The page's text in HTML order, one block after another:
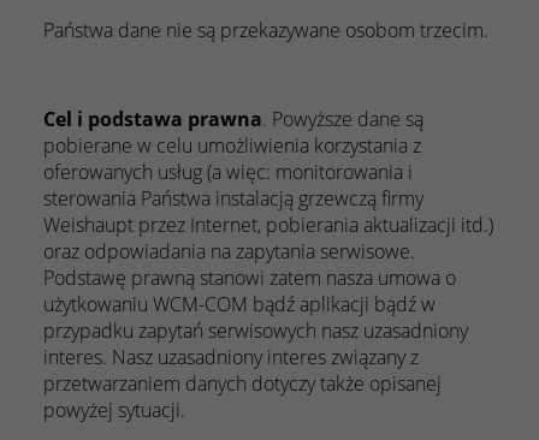
Państwa dane nie są przekazywane osobom trzecim.
Cel i podstawa prawna. Powyższe dane są
pobierane w celu umożliwienia korzystania z
oferowanych usług (a więc: monitorowania i
sterowania Państwa instalacją grzewczą firmy
Weishaupt przez Internet, pobierania aktualizacji itd.)
oraz odpowiadania na zapytania serwisowe.
Podstawę prawną stanowi zatem nasza umowa o
użytkowaniu WCM-COM bądź aplikacji bądź w
przypadku zapytań serwisowych nasz uzasadniony
interes. Nasz uzasadniony interes związany z
przetwarzaniem danych dotyczy także opisanej
powyżej sytuacji.